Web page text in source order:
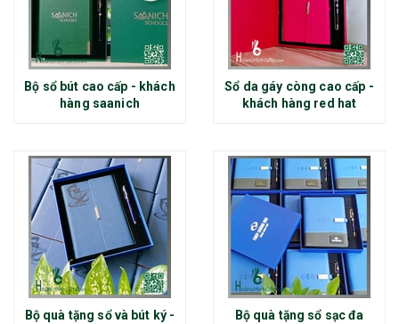
Bộ sổ bút cao cấp - khách
hàng saanich
Sổ da gáy còng cao cấp -
khách hàng red hat
Bộ quà tặng sổ và bút ký -
Bộ quà tặng sổ sạc đa